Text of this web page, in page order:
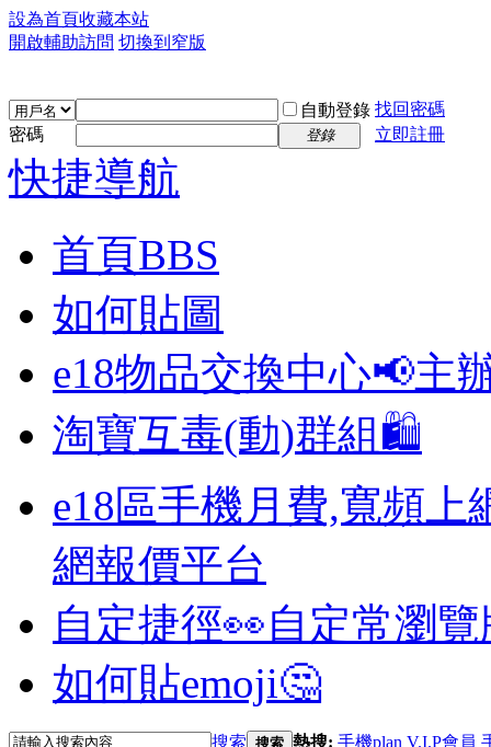
設為首頁收藏本站
開啟輔助訪問 切換到窄版
自動登錄 找回密碼
密碼
登錄 立即註冊
快捷導航
首頁BBS
如何貼圖
e18物品交換中心📢主
淘寶互毒(動)群組🛍️
e18區手機月費,寬頻上
網報價平台
自定捷徑👀自定常瀏
如何貼emoji🤔
搜索 搜索 熱搜: 手機plan V.I.P會員